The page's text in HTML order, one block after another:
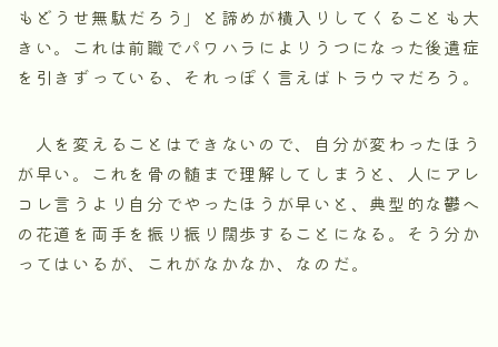
もどうせ無駄だろう」と諦めが横入りしてくることも大
きい。これは前職でパワハラによりうつになった後遺症
を引きずっている、それっぽく言えばトラウマだろう。
人を変えることはできないので、自分が変わったほう
が早い。これを骨の髄まで理解してしまうと、人にアレ
コレ言うより自分でやったほうが早いと、典型的な鬱へ
の花道を両手を振り振り闊歩することになる。そう分か
ってはいるが、これがなかなか、なのだ。